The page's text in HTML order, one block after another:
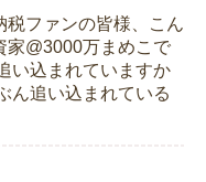
税ファンの皆様、こん
家@3000万まめこで
い込まれていますか
ん追い込まれている